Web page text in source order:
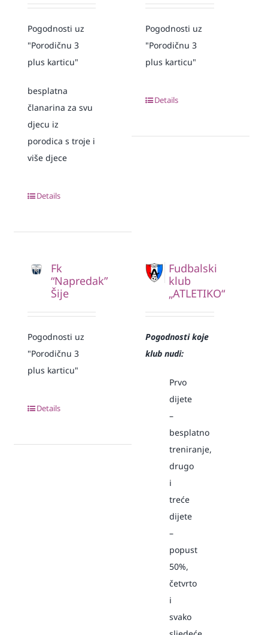
Pogodnosti uz
"Porodičnu 3
plus karticu"
besplatna
članarina za svu
djecu iz
porodica s troje i
više djece
Details
Pogodnosti uz
"Porodičnu 3
plus karticu"
Details
Fk
“Napredak”
Šije
Pogodnosti uz
"Porodičnu 3
plus karticu"
Details
Fudbalski
klub
„ATLETIKO“
Pogodnosti koje
klub nudi:
Prvo
dijete
–
besplatno
treniranje,
drugo
i
treće
dijete
–
popust
50%,
četvrto
i
svako